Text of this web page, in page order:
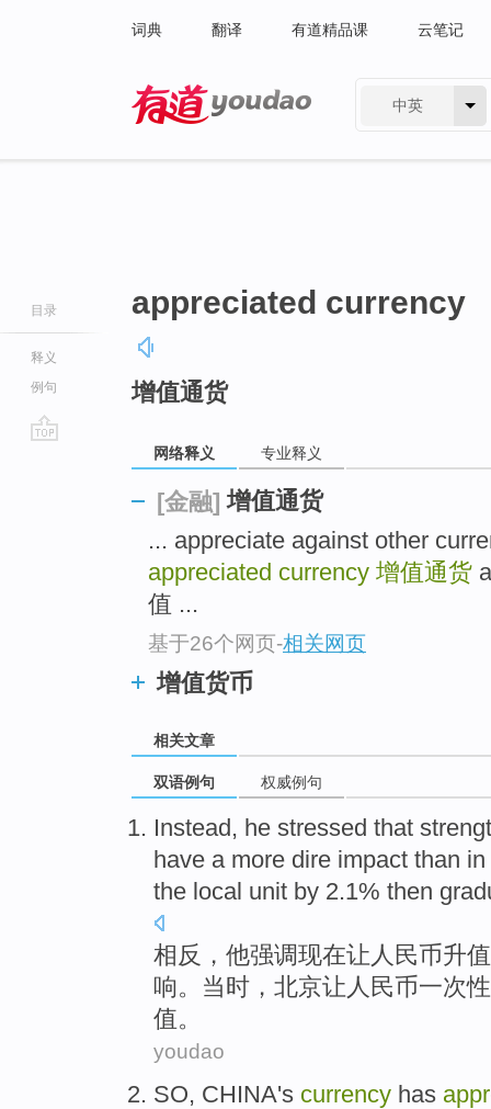
词典 翻译 有道精品课 云笔记
中英
目录
释义
例句
appreciated currency
增值通货
网络释义 专业释义
[金融] 增值通货
... appreciate against other
appreciated currency 增值通货
值 ...
基于26个网页-相关网页
增值货币
相关文章
双语例句 权威例句
Instead, he stressed that
have a more dire impact than
the local unit by 2.1% then
相反 ， 他强调现在让人民币升值
响。 当时 ， 北京让人民币一次
值。
youdao
SO, CHINA's currency has